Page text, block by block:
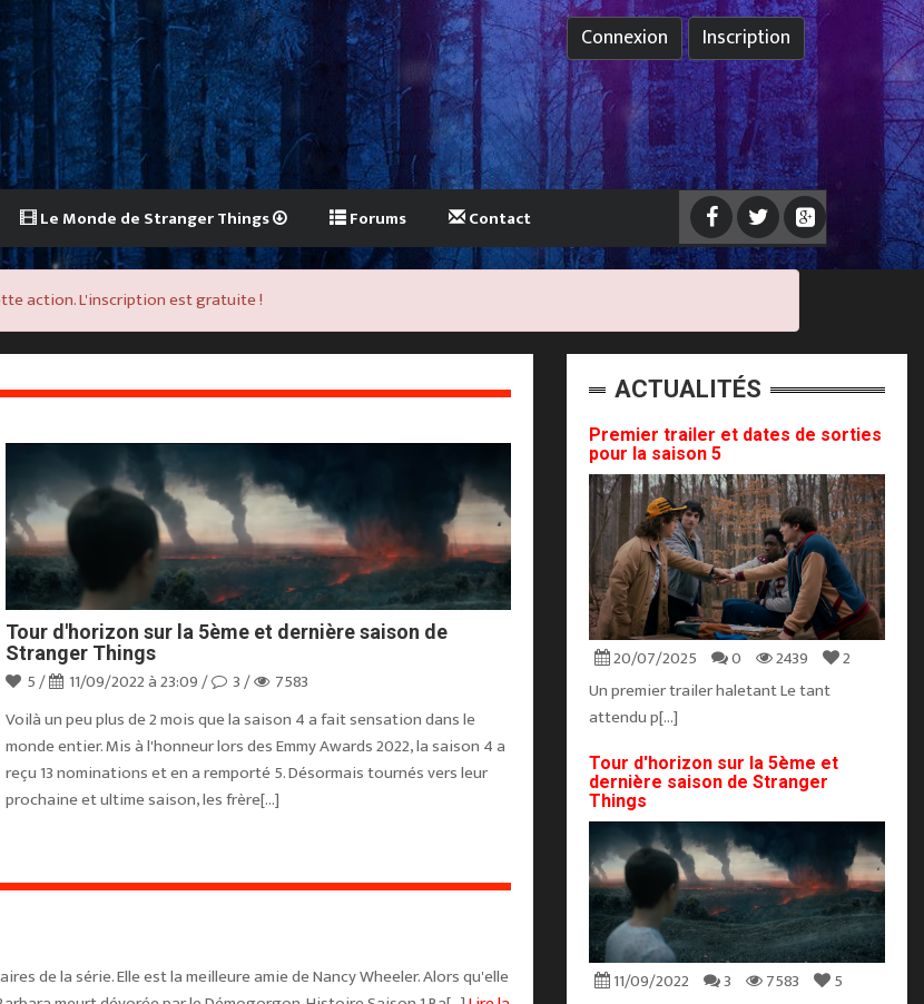
Inscription
Connexion
Le Monde de Stranger Things Forums Contact
action. L'inscription est gratuite !
Tour d'horizon sur la 5ème et dernière saison de
Stranger Things
5 / 11/09/2022 à 23:09 / 3 /
7583
Voilà un peu plus de 2 mois que la saison 4 a fait sensation dans le
monde entier. Mis à l'honneur lors des Emmy Awards 2022, la saison 4 a
reçu 13 nominations et en a remporté 5. Désormais tournés vers leur
prochaine et ultime saison, les frère[...]
de la série. Elle est la meilleure amie de Nancy Wheeler. Alors qu'elle
ACTUALITÉS
Premier trailer et dates de sorties
pour la saison 5
20/07/2025 0 2439
2
Un premier trailer haletant Le tant
attendu p[...]
Tour d'horizon sur la 5ème et
dernière saison de Stranger
Things
11/09/2022 3 7583
5